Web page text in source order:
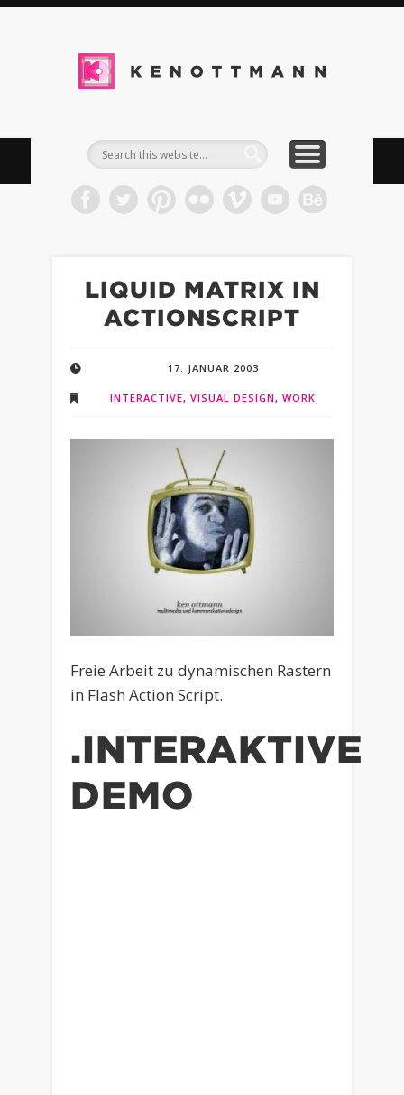
&
WORK
DOWNLOADS
TIMELINE
BLOG
INFO
IMPRESSUM
LIQUID MATRIX IN
ACTIONSCRIPT
17. JANUAR 2003
INTERACTIVE, VISUAL DESIGN , WORK
Freie Arbeit zu dynamischen Rastern
in Flash Action Script.
.INTERAKTIVE
DEMO